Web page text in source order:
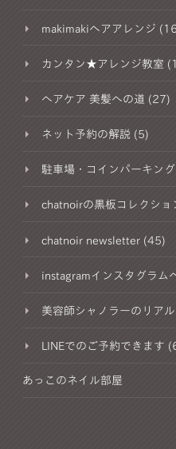
makimakiヘアアレンジ
カンタン★アレンジ教室
ヘアケア 美髪への道 (27)
ネット予約の解説 (5)
駐車場・コインパーキン
chatnoirの黒板コレクシ
chatnoir newsletter (45)
instagramインスタグラム
美容師シャノラーのリア
LINEでのご予約できます
あっこのネイル部屋